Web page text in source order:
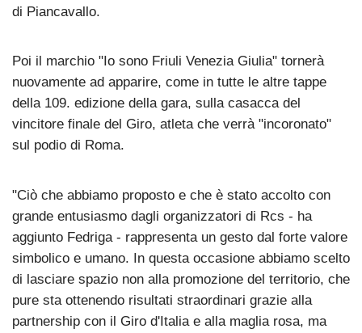
di Piancavallo.
Poi il marchio "Io sono Friuli Venezia Giulia" tornerà
nuovamente ad apparire, come in tutte le altre tappe
della 109. edizione della gara, sulla casacca del
vincitore finale del Giro, atleta che verrà "incoronato"
sul podio di Roma.
"Ciò che abbiamo proposto e che è stato accolto con
grande entusiasmo dagli organizzatori di Rcs - ha
aggiunto Fedriga - rappresenta un gesto dal forte valore
simbolico e umano. In questa occasione abbiamo scelto
di lasciare spazio non alla promozione del territorio, che
pure sta ottenendo risultati straordinari grazie alla
partnership con il Giro d'Italia e alla maglia rosa, ma